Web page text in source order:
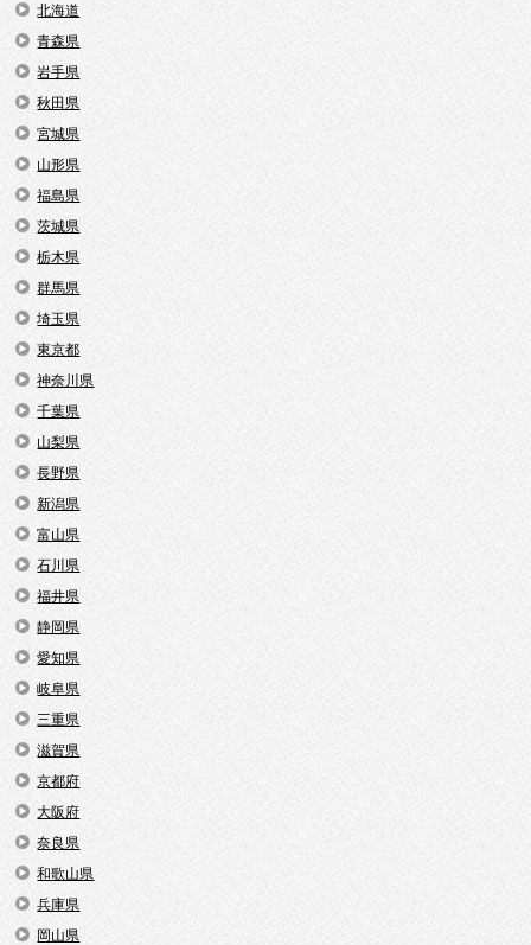
北海道
青森県
岩手県
秋田県
宮城県
山形県
福島県
茨城県
栃木県
群馬県
埼玉県
東京都
神奈川県
千葉県
山梨県
長野県
新潟県
富山県
石川県
福井県
静岡県
愛知県
岐阜県
三重県
滋賀県
京都府
大阪府
奈良県
和歌山県
兵庫県
岡山県